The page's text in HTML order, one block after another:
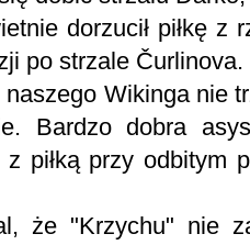
dorzucił piłkę z
po strzale Čurlinova.
Wikinga nie
Bardzo dobra
piłką przy odbitym
że "Krzychu" nie